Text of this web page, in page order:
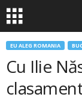
EU ALEG ROMANIA
Cu Ilie